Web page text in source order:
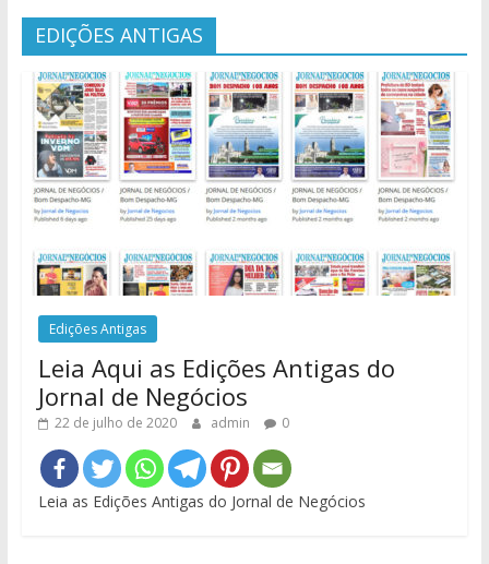
EDIÇÕES ANTIGAS
Edições Antigas
Leia Aqui as Edições Antigas do
Jornal de Negócios
22 de julho de 2020 admin 0
Leia as Edições Antigas do Jornal de Negócios